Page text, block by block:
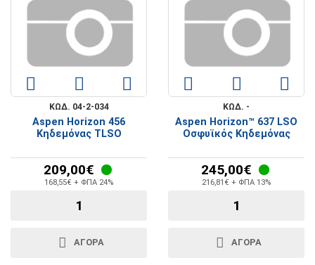
ΚΩΔ. 04-2-034
Aspen Horizon 456
Κηδεμόνας TLSO
209,00€
168,55€ + ΦΠΑ 24%
ΑΓΟΡΑ
ΚΩΔ. -
Aspen Horizon™ 637 LSO
Οσφυϊκός Κηδεμόνας
245,00€
216,81€ + ΦΠΑ 13%
ΑΓΟΡΑ